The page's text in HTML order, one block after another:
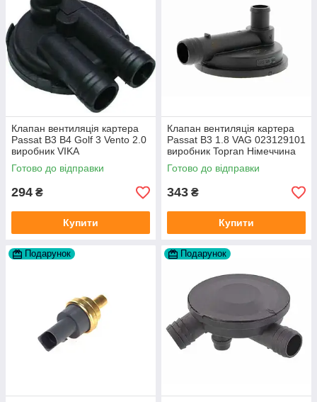
Клапан вентиляція картера
Passat B3 B4 Golf 3 Vento 2.0
виробник VIKA
Готово до відправки
294 ₴
Купити
Клапан вентиляція картера
Passat B3 1.8 VAG 023129101
виробник Topran Німеччина
Готово до відправки
343 ₴
Купити
Подарунок Подарунок